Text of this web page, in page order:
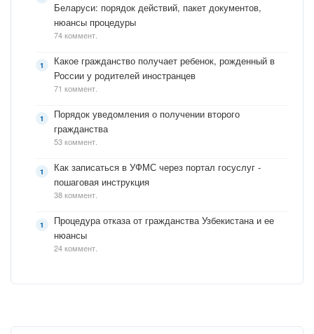
Беларуси: порядок действий, пакет документов,
нюансы процедуры
74 коммент.
Какое гражданство получает ребенок, рожденный в
России у родителей иностранцев
71 коммент.
Порядок уведомления о получении второго
гражданства
53 коммент.
Как записаться в УФМС через портал госуслуг -
пошаговая инструкция
38 коммент.
Процедура отказа от гражданства Узбекистана и ее
нюансы
24 коммент.